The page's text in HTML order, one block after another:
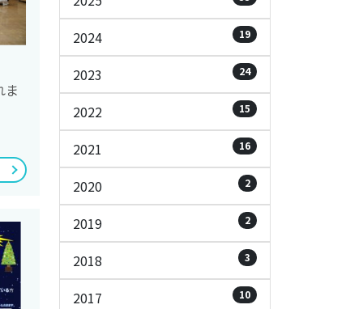
ま
2024 19
2023 24
2022 15
2021 16
2020 2
2019 2
2018 3
2017 10